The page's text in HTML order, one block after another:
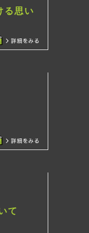
る思い
て